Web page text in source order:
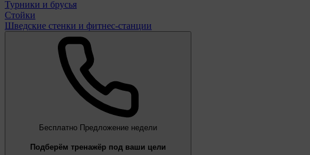
Турники и брусья
Стойки
Шведские стенки и фитнес-станции
Бесплатно Предложение недели
Подберём тренажёр под ваши цели